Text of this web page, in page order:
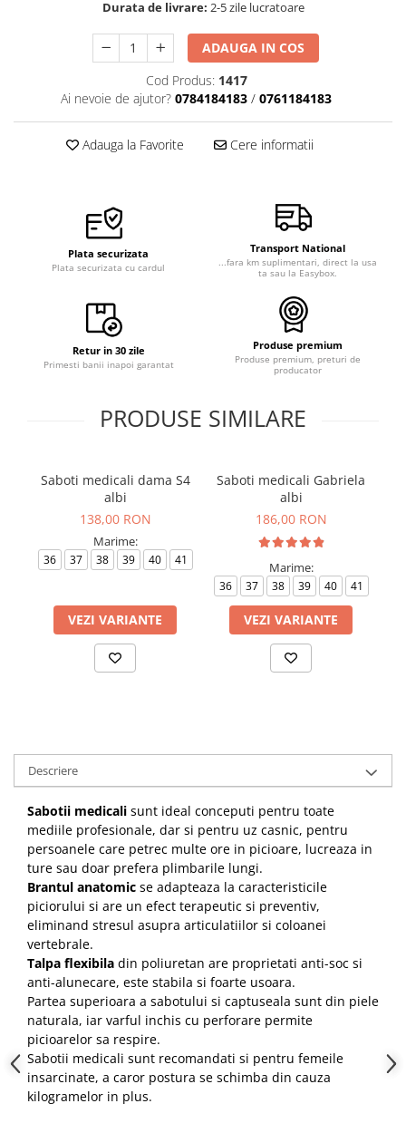
Tricouri de lucru
Saboti medicali
ACCESORII
Noutati
Durata de livrare: 2-5 zile lucratoare
ADAUGA IN COS
Cod Produs: 1417
Ai nevoie de ajutor? 0784184183 / 0761184183
Adauga la Favorite Cere informatii
Plata securizata
Plata securizata cu cardul
Transport National
...fara km suplimentari, direct la usa
ta sau la Easybox.
Retur in 30 zile
Primesti banii inapoi garantat
Produse premium
Produse premium, preturi de
producator
PRODUSE SIMILARE
Saboti medicali dama S4
albi
138,00 RON
Marime:
36 37 38 39 40 41
VEZI VARIANTE
Saboti medicali Gabriela
albi
186,00 RON
Marime:
36 37 38 39 40 41
VEZI VARIANTE
Descriere
Sabotii medicali sunt ideal conceputi pentru toate
mediile profesionale, dar si pentru uz casnic, pentru
persoanele care petrec multe ore in picioare, lucreaza in
ture sau doar prefera plimbarile lungi.
Brantul anatomic se adapteaza la caracteristicile
piciorului si are un efect terapeutic si preventiv,
eliminand stresul asupra articulatiilor si coloanei
vertebrale.
Talpa flexibila din poliuretan are proprietati anti-soc si
anti-alunecare, este stabila si foarte usoara.
Partea superioara a sabotului si captuseala sunt din piele
naturala, iar varful inchis cu perforare permite
picioarelor sa respire.
Sabotii medicali sunt recomandati si pentru femeile
insarcinate, a caror postura se schimba din cauza
kilogramelor in plus.